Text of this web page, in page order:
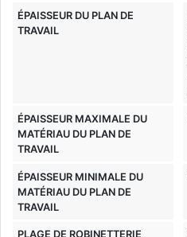
ÉPAISSEUR DU PLAN DE
TRAVAIL
ÉPAISSEUR MAXIMALE DU
MATÉRIAU DU PLAN DE
TRAVAIL
ÉPAISSEUR MINIMALE DU
MATÉRIAU DU PLAN DE
TRAVAIL
PLAGE DE ROBINETTERIE